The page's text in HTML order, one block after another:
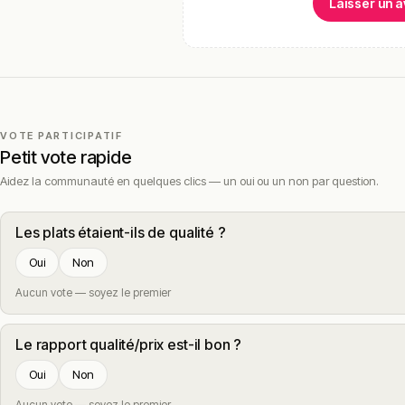
VOTE PARTICIPATIF
Petit vote rapide
Aidez la communauté en quelques clics — un oui ou un non par question.
Les plats étaient-ils de qualité ?
Oui Non
Aucun vote — soyez le premier
Le rapport qualité/prix est-il bon ?
Oui Non